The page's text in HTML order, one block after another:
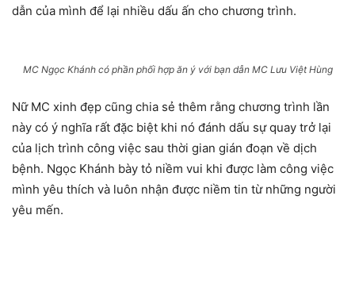
dẫn của mình để lại nhiều dấu ấn cho chương trình.
MC Ngọc Khánh có phần phối hợp ăn ý với bạn dẫn MC Lưu Việt Hùng
Nữ MC xinh đẹp cũng chia sẻ thêm rằng chương trình lần
này có ý nghĩa rất đặc biệt khi nó đánh dấu sự quay trở lại
của lịch trình công việc sau thời gian gián đoạn về dịch
bệnh. Ngọc Khánh bày tỏ niềm vui khi được làm công việc
mình yêu thích và luôn nhận được niềm tin từ những người
yêu mến.